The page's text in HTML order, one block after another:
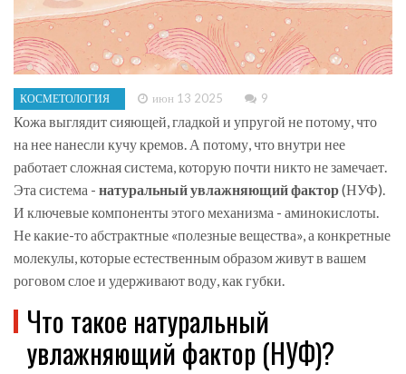
КОСМЕТОЛОГИЯ июн 13 2025 9
Кожа выглядит сияющей, гладкой и упругой не потому, что
на нее нанесли кучу кремов. А потому, что внутри нее
работает сложная система, которую почти никто не замечает.
Эта система - натуральный увлажняющий фактор(НУФ).
И ключевые компоненты этого механизма - аминокислоты.
Не какие-то абстрактные «полезные вещества», а конкретные
молекулы, которые естественным образом живут в вашем
роговом слое и удерживают воду, как губки.
Что такое натуральный
увлажняющий фактор (НУФ)?